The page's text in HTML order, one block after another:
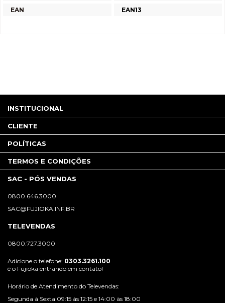
EAN
EAN13
INSTITUCIONAL
CLIENTE
POLÍTICAS
TERMOS E CONDIÇÕES
SAC - PÓS VENDAS
0800.646.3000
SAC@FUJIOKA.INF.BR
TELEVENDAS
0800.727.3000
Adicione o telefone: 0303.3261.100
é o Fujioka entrando em contato!
Horário de Atendimento do Televendas:
Segunda à Sexta 09:15 às 12:15 e 14:00 às 18:00